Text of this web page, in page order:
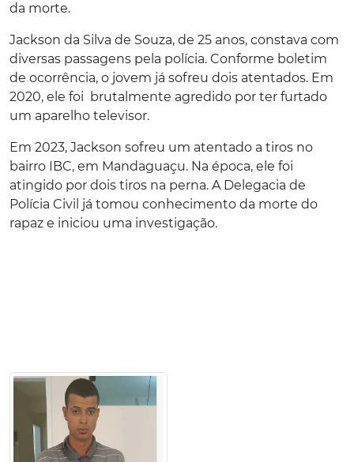
da morte.
Jackson da Silva de Souza, de 25 anos, constava com
diversas passagens pela polícia. Conforme boletim
de ocorrência, o jovem já sofreu dois atentados. Em
2020, ele foi brutalmente agredido por ter furtado
um aparelho televisor.
Em 2023, Jackson sofreu um atentado a tiros no
bairro IBC, em Mandaguaçu. Na época, ele foi
atingido por dois tiros na perna. A Delegacia de
Polícia Civil já tomou conhecimento da morte do
rapaz e iniciou uma investigação.